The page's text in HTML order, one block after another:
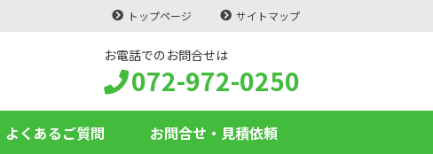
トップページ サイトマップ
お電話でのお問合せは
072-972-0250
よくあるご質問 お問合せ・見積依頼